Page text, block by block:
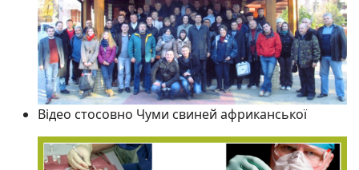
Відео стосовно Чуми свиней африканської